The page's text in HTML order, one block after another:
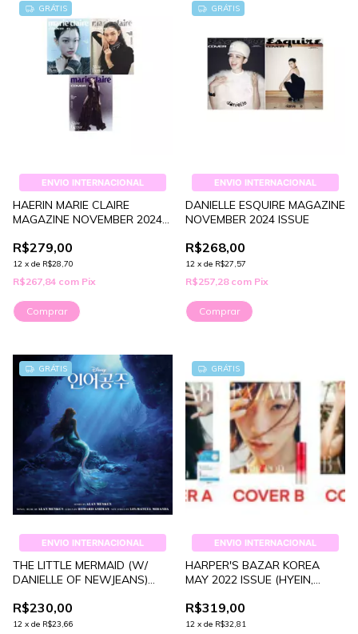
GRÁTIS
ENVIO INTERNACIONAL
HAERIN MARIE CLAIRE
MAGAZINE NOVEMBER 2024
R$279,00
12 x de R$28,70
R$267,84 com Pix
Comprar
GRÁTIS
ENVIO INTERNACIONAL
DANIELLE ESQUIRE MAGAZINE
NOVEMBER 2024 ISSUE
R$268,00
12 x de R$27,57
R$257,28 com Pix
Comprar
GRÁTIS
ENVIO INTERNACIONAL
THE LITTLE MERMAID (W/
DANIELLE OF NEWJEANS)
R$230,00
12 x de R$23,66
GRÁTIS
ENVIO INTERNACIONAL
HARPER'S BAZAR KOREA
MAY 2022 ISSUE (HYEIN,
R$319,00
12 x de R$32,81